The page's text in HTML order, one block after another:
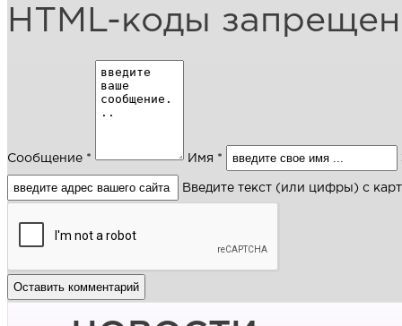
HTML-коды
Сообщение * Имя *
Введите текст (или цифры) с